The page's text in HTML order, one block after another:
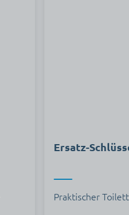
Ersatz-
Praktischer